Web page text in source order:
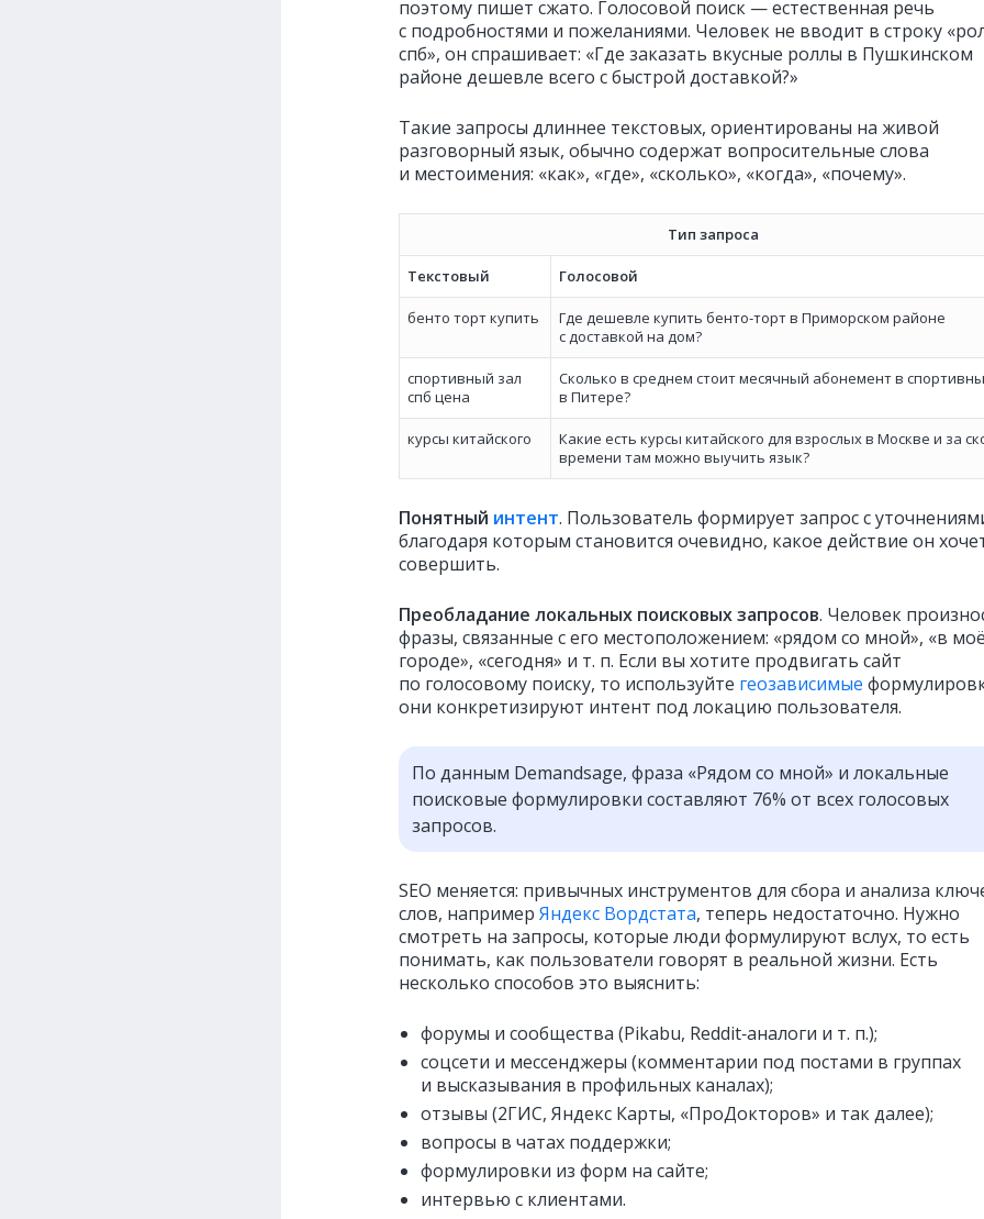
поэтому пишет сжато. Голосовой поиск — естественная речь
с подробностями и пожеланиями. Человек не вводит в строку
спб», он спрашивает: «Где заказать вкусные роллы в Пушкинском
районе дешевле всего с быстрой доставкой?»
Такие запросы длиннее текстовых, ориентированы на живой
разговорный язык, обычно содержат вопросительные слова
и местоимения: «как», «где», «сколько», «когда», «почему».
Тип запроса
Текстовый Голосовой
бенто торт купить
Где дешевле купить бенто‑торт в Приморском районе
с доставкой на дом?
спортивный зал
спб цена
Сколько в среднем стоит месячный абонемент в
в Питере?
курсы китайского
Какие есть курсы китайского для взрослых в Москве и за
времени там можно выучить язык?
Понятный интент. Пользователь формирует запрос с
благодаря которым становится очевидно, какое действие он
совершить.
Преобладание локальных поисковых запросов. Человек
фразы, связанные с его местоположением: «рядом со мной», «в
городе», «сегодня» и т. п. Если вы хотите продвигать сайт
по голосовому поиску, то используйте геозависимые
они конкретизируют интент под локацию пользователя.
По данным Demandsage, фраза «Рядом со мной» и локальные
поисковые формулировки составляют 76% от всех голосовых
запросов.
SEO меняется: привычных инструментов для сбора и анализа
слов, например Яндекс Вордстата, теперь недостаточно. Нужно
смотреть на запросы, которые люди формулируют вслух, то есть
понимать, как пользователи говорят в реальной жизни. Есть
несколько способов это выяснить:
форумы и сообщества (Pikabu, Reddit‑аналоги и т. п.);
соцсети и мессенджеры (комментарии под постами в группах
и высказывания в профильных каналах);
отзывы (2ГИС, Яндекс Карты, «ПроДокторов» и так далее);
вопросы в чатах поддержки;
формулировки из форм на сайте;
интервью с клиентами.